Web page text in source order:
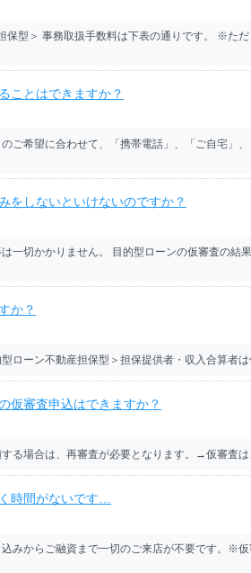
保型＞ 事務取扱手数料は下表の通りです。 ※
ことはできますか？
ご希望に合わせて、「携帯電話」、「ご自宅
をしないといけないのですか？
一切かかりません。 目的型ローンの仮審査の
か？
ローン不動産担保型＞担保提供者・収入合算者
仮審査申込はできますか？
る場合は、再審査が必要となります。→仮審査は
時間がないです…
みからご融資まで一切のご来店が不要です。※